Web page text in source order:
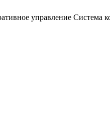
управление Система